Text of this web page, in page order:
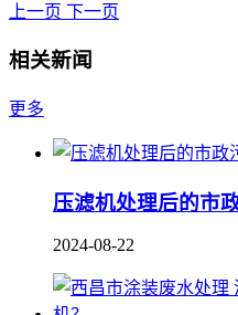
上一页 下一页
相关新闻
更多
压滤机处理后的市
2024-08-22